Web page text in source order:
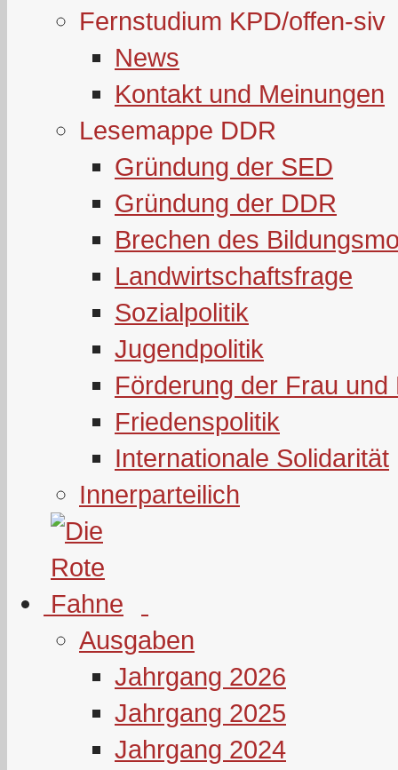
Fernstudium KPD/offen-siv
News
Kontakt und Meinungen
Lesemappe DDR
Gründung der SED
Gründung der DDR
Brechen des
Landwirtschaftsfrage
Sozialpolitik
Jugendpolitik
Förderung der Frau und
Friedenspolitik
Internationale Solidarität
Innerparteilich
Ausgaben
Jahrgang 2026
Jahrgang 2025
Jahrgang 2024